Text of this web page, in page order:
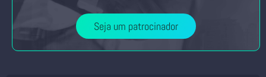
Seja um patrocinador